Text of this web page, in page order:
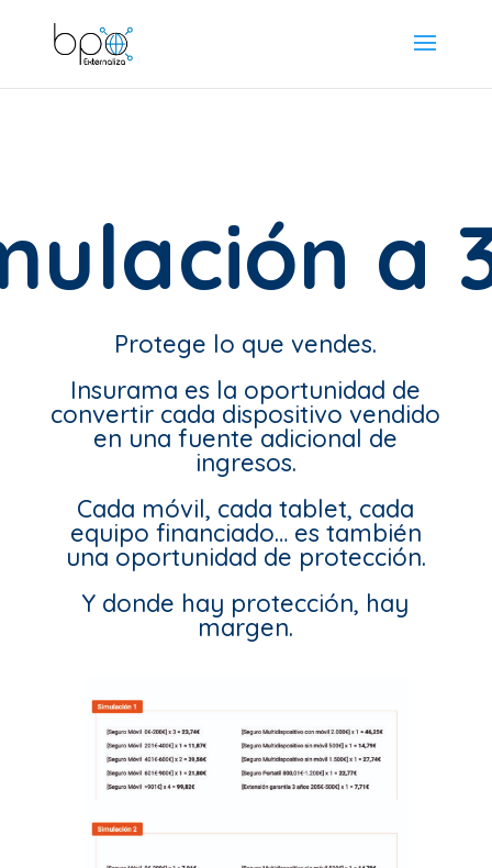
a
Protege lo que vendes.
Insurama es la oportunidad de
convertir cada dispositivo vendido
en una fuente adicional de
ingresos.
Cada móvil, cada tablet, cada
equipo financiado… es también
una oportunidad de protección.
Y donde hay protección, hay
margen.